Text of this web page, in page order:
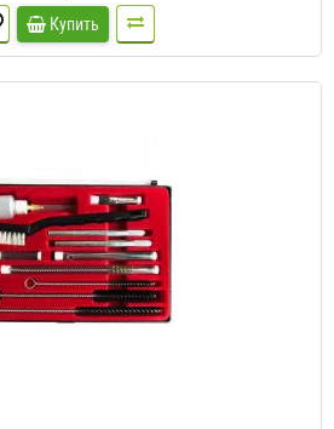
Купить